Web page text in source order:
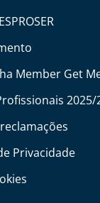
Member Get
2025/
Privacidade